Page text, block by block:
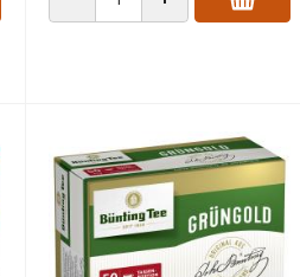
ANZAHL VERRINGERNANZAHL ERHÖHEN